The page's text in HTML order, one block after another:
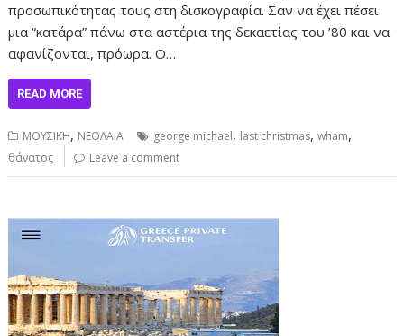
προσωπικότητας τους στη δισκογραφία. Σαν να έχει πέσει
μια “κατάρα” πάνω στα αστέρια της δεκαετίας του ’80 και να
αφανίζονται, πρόωρα. O…
READ MORE
ΜΟΥΣΙΚΗ, ΝΕΟΛΑΙΑ george michael, last christmas,wham,
θάνατος Leave a comment